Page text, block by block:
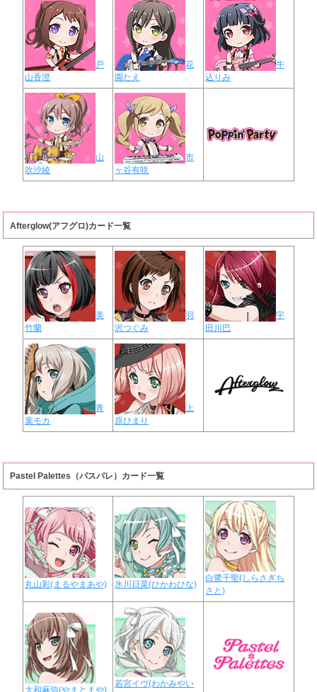
戸
山香澄
花
園たえ
牛
込りみ
山
吹沙綾
市
ヶ谷有咲
Afterglow(アフグロ)カード一覧
美
竹蘭
羽
沢つぐみ
宇
田川巴
青
葉モカ
上
原ひまり
Pastel Palettes（パスパレ）カード一覧
丸山彩(まるやまあや) 氷川日菜(ひかわひな)
白鷺千聖(しらさぎち
さと)
大和麻弥(やまとまや)
若宮イヴ(わかみやい